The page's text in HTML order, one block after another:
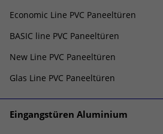
Economic Line PVC Paneeltüren
BASIC line PVC Paneeltüren
New Line PVC Paneeltüren
Glas Line PVC Paneeltüren
Eingangstüren Aluminium